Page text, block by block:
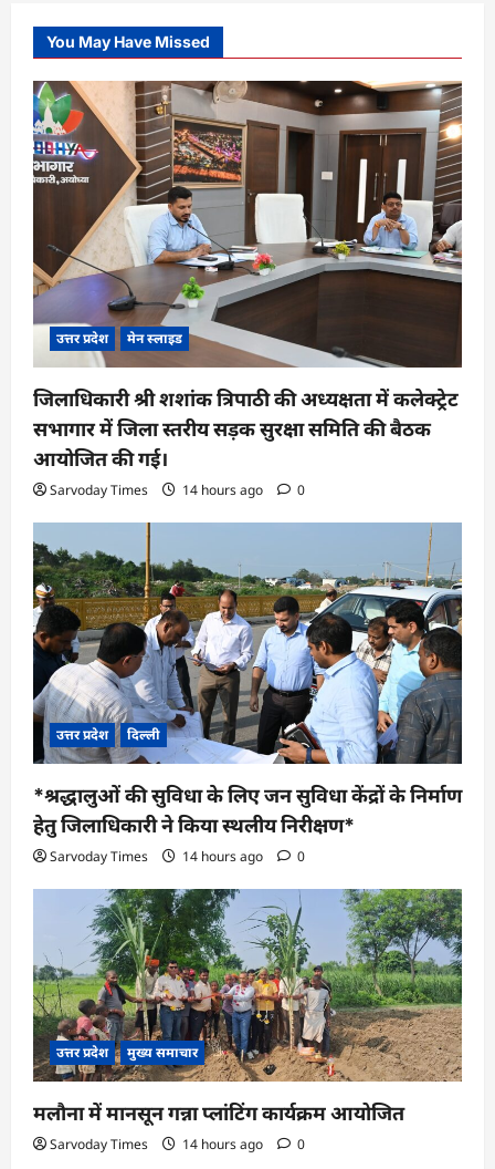
You May Have Missed
उत्तर प्रदेश मेन स्लाइड
जिलाधिकारी श्री शशांक त्रिपाठी की अध्यक्षता में कलेक्ट्रेट
सभागार में जिला स्तरीय सड़क सुरक्षा समिति की बैठक
आयोजित की गई।
Sarvoday Times 14 hours ago 0
उत्तर प्रदेश दिल्ली
*श्रद्धालुओं की सुविधा के लिए जन सुविधा केंद्रों के निर्माण
हेतु जिलाधिकारी ने किया स्थलीय निरीक्षण*
Sarvoday Times 14 hours ago 0
उत्तर प्रदेश मुख्य समाचार
मलौना में मानसून गन्ना प्लांटिंग कार्यक्रम आयोजित
Sarvoday Times 14 hours ago 0